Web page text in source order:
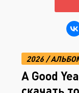
2026 /
A Good